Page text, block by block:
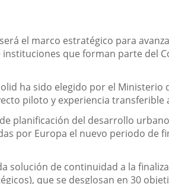
el marco estratégico para
instituciones que forman parte del
ha sido elegido por el
piloto y experiencia transferible
planificación del desarrollo
por Europa el nuevo periodo de
solución de continuidad a la
que se desglosan en 30